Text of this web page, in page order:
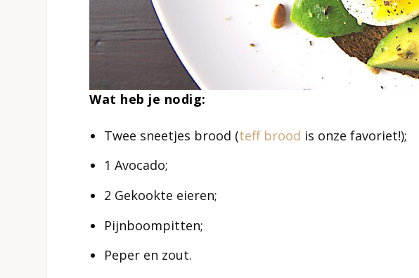
Wat heb je nodig:
Twee sneetjes brood (teff brood is onze favoriet!);
1 Avocado;
2 Gekookte eieren;
Pijnboompitten;
Peper en zout.